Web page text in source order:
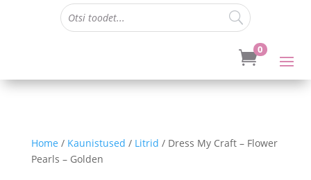
0
Home / Kaunistused / Litrid / Dress My Craft – Flower
Pearls – Golden